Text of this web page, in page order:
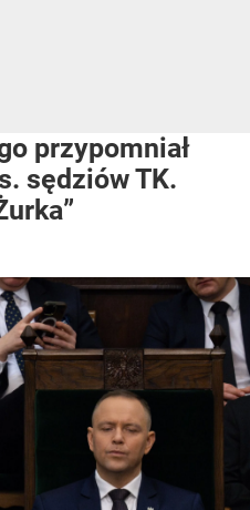
przypomniał
sędziów TK.